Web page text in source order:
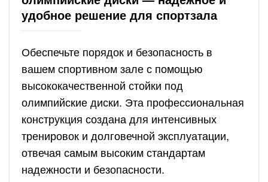
удобное решение для спортзала
Обеспечьте порядок и безопасность в
вашем спортивном зале с помощью
высококачественной стойки под
олимпийские диски. Эта профессиональная
конструкция создана для интенсивных
тренировок и долговечной эксплуатации,
отвечая самым высоким стандартам
надежности и безопасности.